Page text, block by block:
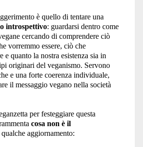
è quello di tentare una
introspettivo: guardarsi dentro come
cercando di comprendere ciò
vorremmo essere, ciò che
e quanto la nostra esistenza sia in
originari del veganismo. Servono
e una forte coerenza individuale,
il messaggio vegano nella società
per festeggiare questa
cosa non è il
aggiornamento: